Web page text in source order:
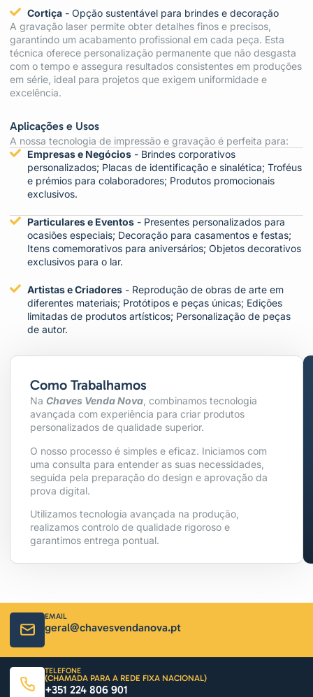
Cortiça - Opção sustentável para brindes e decoração
A gravação laser permite obter detalhes finos e precisos,
garantindo um acabamento profissional em cada peça. Esta
técnica oferece personalização permanente que não desgasta
com o tempo e assegura resultados consistentes em produções
em série, ideal para projetos que exigem uniformidade e
excelência.
Aplicações e Usos
A nossa tecnologia de impressão e gravação é perfeita para:
Empresas e Negócios - Brindes corporativos
personalizados; Placas de identificação e sinalética; Troféus
e prémios para colaboradores; Produtos promocionais
exclusivos.
Particulares e Eventos - Presentes personalizados para
ocasiões especiais; Decoração para casamentos e festas;
Itens comemorativos para aniversários; Objetos decorativos
exclusivos para o lar.
Artistas e Criadores - Reprodução de obras de arte em
diferentes materiais; Protótipos e peças únicas; Edições
limitadas de produtos artísticos; Personalização de peças
de autor.
Como Trabalhamos
Na Chaves Venda Nova , combinamos tecnologia
avançada com experiência para criar produtos
personalizados de qualidade superior.
O nosso processo é simples e eficaz. Iniciamos com
uma consulta para entender as suas necessidades,
seguida pela preparação do design e aprovação da
prova digital.
Utilizamos tecnologia avançada na produção,
realizamos controlo de qualidade rigoroso e
garantimos entrega pontual.
EMAIL
geral@chavesvendanova.pt
TELEFONE
(CHAMADA PARA A REDE FIXA NACIONAL)
+351 224 806 901